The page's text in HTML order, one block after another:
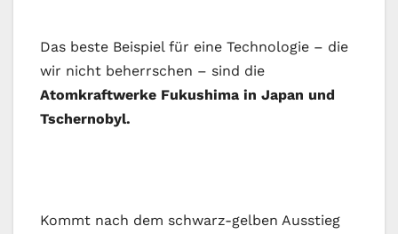
Das beste Beispiel für eine Technologie – die
wir nicht beherrschen – sind die
Atomkraftwerke Fukushima in Japan und
Tschernobyl.
Kommt nach dem schwarz-gelben Ausstieg